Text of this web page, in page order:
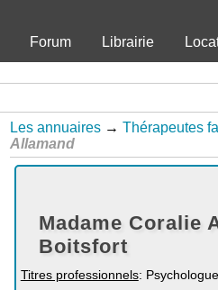
Forum Librairie
Les annuaires → Thérapeutes
Allamand
Madame Coralie
Boitsfort
Titres professionnels: